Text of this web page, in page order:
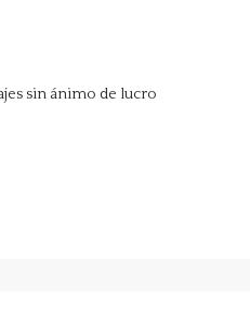
sin ánimo de lucro